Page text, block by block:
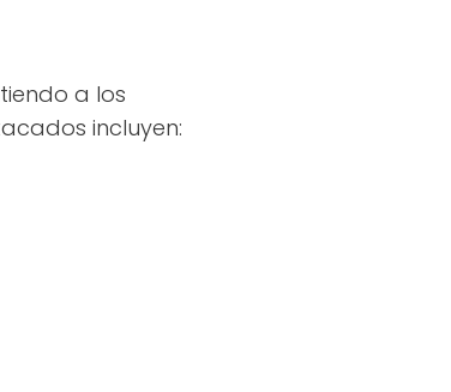
a los
incluyen: